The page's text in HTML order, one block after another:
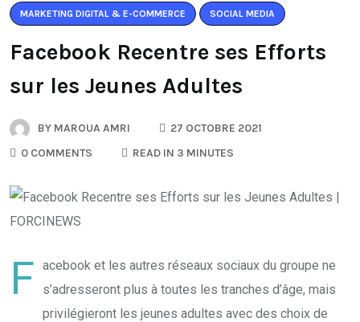
MARKETING DIGITAL & E-COMMERCE SOCIAL MEDIA
Facebook Recentre ses Efforts
sur les Jeunes Adultes
BY MAROUA AMRI
27 OCTOBRE 2021
0 COMMENTS
READ IN 3 MINUTES
F acebook et les autres réseaux sociaux du groupe ne
s’adresseront plus à toutes les tranches d’âge, mais
privilégieront les jeunes adultes avec des choix de